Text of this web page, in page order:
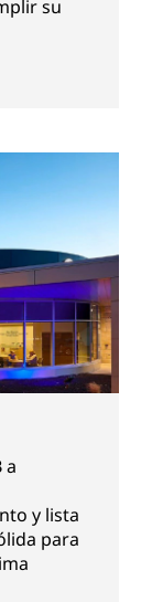
su
a
y lista
para